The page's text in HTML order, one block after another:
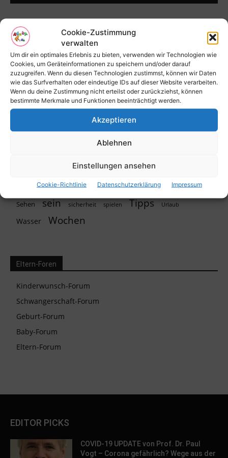
Cookie-Zustimmung
verwalten
Um dir ein optimales Erlebnis zu bieten, verwenden wir Technologien wie
Cookies, um Geräteinformationen zu speichern und/oder darauf
zuzugreifen. Wenn du diesen Technologien zustimmst, können wir Daten
wie das Surfverhalten oder eindeutige IDs auf dieser Website verarbeiten.
Wenn du deine Zustimmung nicht erteilst oder zurückziehst, können
bestimmte Merkmale und Funktionen beeinträchtigt werden.
Akzeptieren
Ablehnen
Einstellungen ansehen
Cookie-Richtlinie Datenschutzerklärung Impressum
Themen
arzt baby Babys Behandlung
Deutschland einfach eltern Entwicklung
Ernährung Euro Familie Familien Fragen Frau
Geld
Gesundheit
Haut hilfe Informationen
Kinder
Mutter Nehmen
Recht Risiko Schwangere schwangerschaft
Sehen sein sicherheit spielen Tipps Urlaub
Wasser Wochen
Eltern-Foren
Kinderwunsch-Forum
Schwangerschaft-Forum
Geburt-Forum
Baby-Forum
Eltern-Forum
EDITOR PICKS
COVID-19 UPDATE von Prof. Dr. Paul
Vogt – Corona gefährlich? Wege aus der